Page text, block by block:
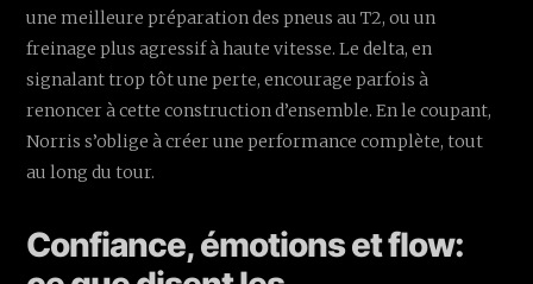
une meilleure préparation des pneus au T2, ou un
freinage plus agressif à haute vitesse. Le delta, en
signalant trop tôt une perte, encourage parfois à
renoncer à cette construction d’ensemble. En le coupant,
Norris s’oblige à créer une performance complète, tout
au long du tour.
Confiance, émotions et flow: